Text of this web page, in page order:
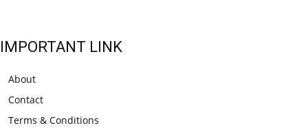
IMPORTANT LINK
About
Contact
Terms & Conditions